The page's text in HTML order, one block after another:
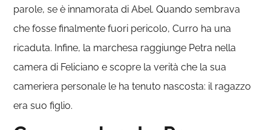
parole, se è innamorata di Abel. Quando sembrava
che fosse finalmente fuori pericolo, Curro ha una
ricaduta. Infine, la marchesa raggiunge Petra nella
camera di Feliciano e scopre la verità che la sua
cameriera personale le ha tenuto nascosta: il ragazzo
era suo figlio.